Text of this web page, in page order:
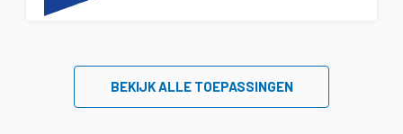
BEKIJK ALLE TOEPASSINGEN